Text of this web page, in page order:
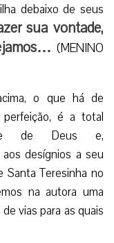
debaixo de seus
sua vontade,
(MENINO
o que há de
é a total
de Deus e,
desígnios a seu
Santa Teresinha no
na autora uma
vias para as quais